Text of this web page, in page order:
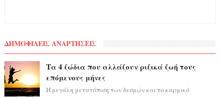
ΔΗΜΟΦΙΛΕΙΣ ΑΝΑΡΤΗΣΕΙΣ
Τα 4 ζώδια που αλλάζουν ριζικά ζωή τους
επόμενους μήνες
Η μεγάλη μετατόπιση των δεσμών και το καρμικό